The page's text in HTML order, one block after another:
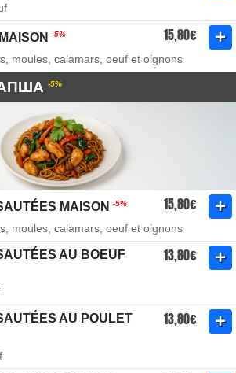
-5% 15,80€
moules, calamars, oeuf et oignons
-5%
MAISON -5% 15,80€
moules, calamars, oeuf et oignons
AU BOEUF 13,80€
AU POULET 13,80€